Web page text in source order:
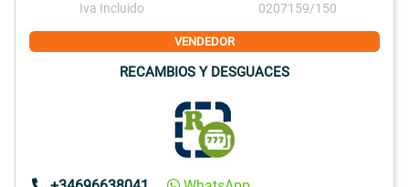
Iva Incluido 0207159/150
VENDEDOR
RECAMBIOS Y DESGUACES